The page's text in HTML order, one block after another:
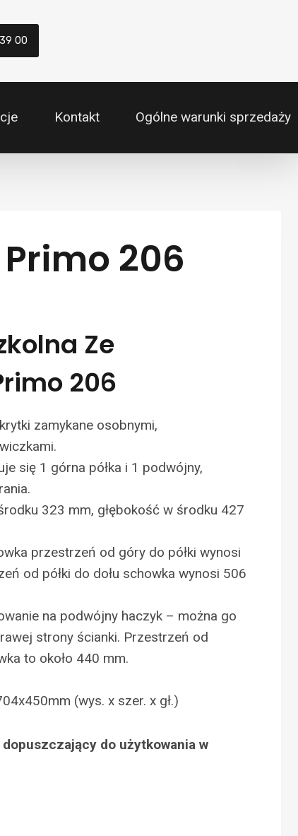
00
Kontakt Ogólne warunki sprzedaży
206
Ze
206
zamykane osobnymi,
się 1 górna półka i 1 podwójny,
323 mm, głębokość w środku 427
przestrzeń od góry do półki wynosi
od półki do dołu schowka wynosi 506
na podwójny haczyk – można go
strony ścianki. Przestrzeń od
to około 440 mm.
(wys. x szer. x gł.)
do użytkowania w